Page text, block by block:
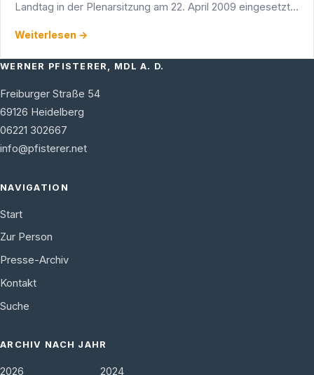
Landtag in der Plenarsitzung am 22. April 2009 eingesetzte
Winnenden …
Weiterlesen →
WERNER PFISTERER, MDL A. D.
Freiburger Straße 54
69126 Heidelberg
06221 302667
info@pfisterer.net
NAVIGATION
Start
Zur Person
Presse-Archiv
Kontakt
Suche
ARCHIV NACH JAHR
2026 2024